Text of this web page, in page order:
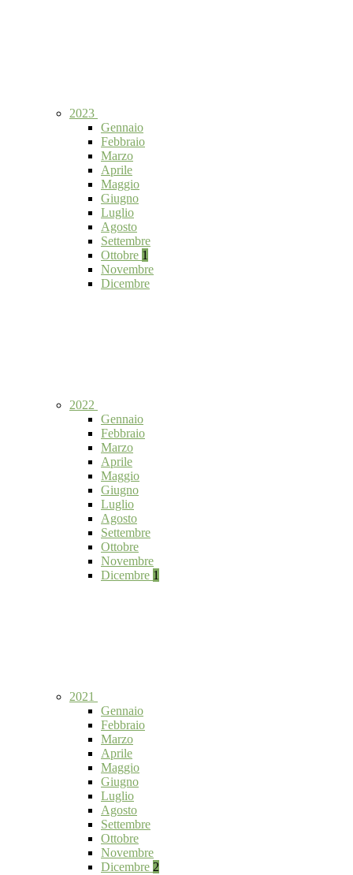
2023
Gennaio
Febbraio
Marzo
Aprile
Maggio
Giugno
Luglio
Agosto
Settembre
Ottobre 1
Novembre
Dicembre
2022
Gennaio
Febbraio
Marzo
Aprile
Maggio
Giugno
Luglio
Agosto
Settembre
Ottobre
Novembre
Dicembre 1
2021
Gennaio
Febbraio
Marzo
Aprile
Maggio
Giugno
Luglio
Agosto
Settembre
Ottobre
Novembre
Dicembre 2